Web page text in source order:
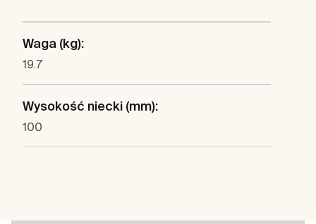
Waga (kg):
19.7
Wysokość niecki (mm):
100